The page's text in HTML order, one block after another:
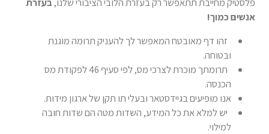
אנשים כמוך!
זהו דף מאובטח המאפשר לך להעניק תרומה מוגנת
ובטוחה.
תרומתך מוכרת לצרכי מס, לפי סעיף 46 לפקודת מס
הכנסה.
אנו מופיעים בגיידסטאר ובעלי תו תקן של ארגון מידות.
יש למלא את כל המידע, השדות מטה הם שדות חובה
למילוי.